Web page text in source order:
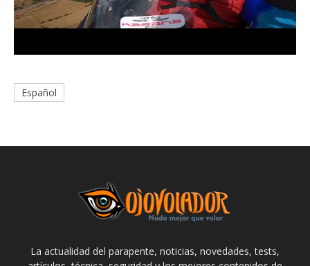
Español
La actualidad del parapente, noticias, novedades, tests,